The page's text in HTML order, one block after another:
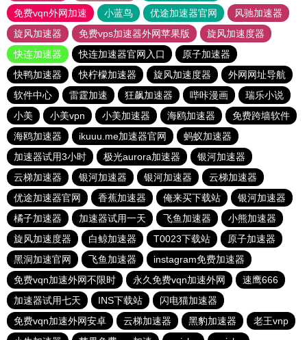
免费vqn外网加速
小蓝鸟 优途加速器官网
风驰加速器
旋风加速器
免费vps加速器外网苹果版
旋风加速度器
快连加速器
快连加速器官网入口
原子加速器
快鸭加速器
快柠檬加速器 旋风加速度器
外网网址导航
软件中心
雷霆加速 狂飙加速器 哔咔漫画
瑞乐小说
小美
小美vpn 小美加速器 海鸥加速器
免费跨墙软件
海鸥加速器
ikuuu.me加速器官网
蚂蚁加速器
加速器试用3小时
极光aurora加速器
银河加速器
云梯加速器
银河加速器 银河加速器
云梯加速器
优途加速器官网
香蕉加速器 俺来买下载站
银河加速器
橘子加速器
加速器试用一天 飞鱼加速器
小熊加速器
旋风加速度器
白鲸加速器 T0023下载站
原子加速器
黑洞加速官网
飞鱼加速器
instagram免费加速器
免费vqn加速外网不限时
永久免费vqn加速外网
速鹰666
加速器试用七天
INS下载站
闪电猫加速器
免费vqn加速外网安卓
云梯加速器 黑豹加速器
老王vnp